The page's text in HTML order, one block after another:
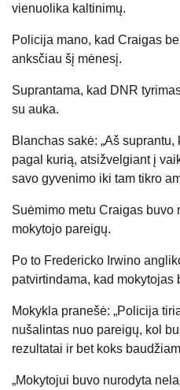
vienuolika kaltinimų.
Policija mano, kad Craigas
anksčiau šį mėnesį.
Suprantama, kad DNR
su auka.
Blanchas sakė: „Aš
pagal kurią, atsižvelgiant į
savo gyvenimo iki tam tikro
Suėmimo metu Craigas buvo
mokytojo pareigų.
Po to Fredericko Irwino
patvirtindama, kad mokytojas
Mokykla pranešė: „Policija
nušalintas nuo pareigų, kol
rezultatai ir bet koks
„Mokytojui buvo nurodyta